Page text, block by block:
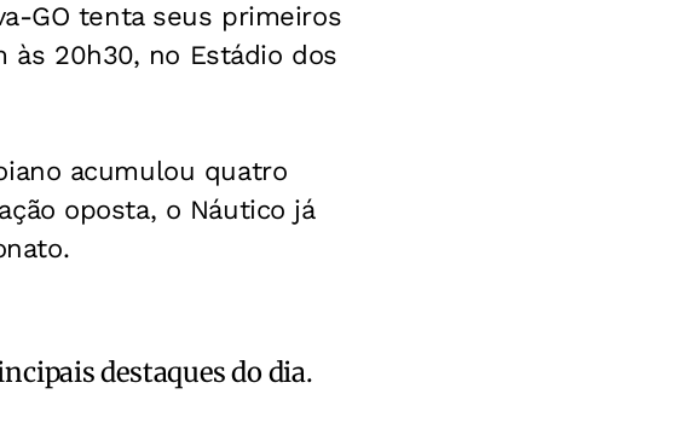
GO tenta seus primeiros
20h30, no Estádio dos
acumulou quatro
oposta, o Náutico já
destaques do dia.